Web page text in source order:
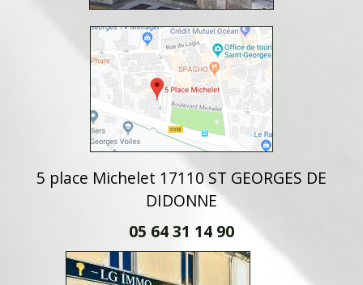
5 place Michelet 17110 ST GEORGES DE
DIDONNE
05 64 31 14 90